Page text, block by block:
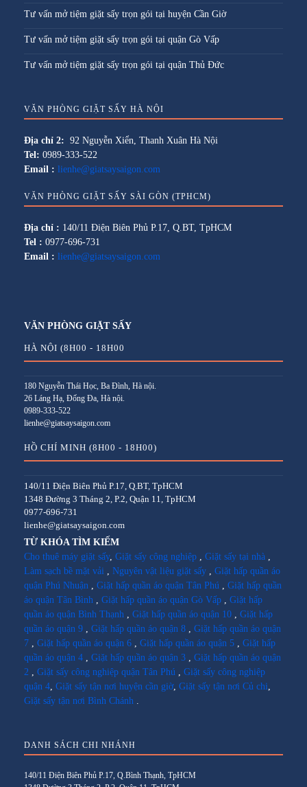
Tư vấn mở tiệm giặt sấy trọn gói tại huyện Cần Giờ
Tư vấn mở tiệm giặt sấy trọn gói tại quận Gò Vấp
Tư vấn mở tiệm giặt sấy trọn gói tại quận Thủ Đức
VĂN PHÒNG GIẶT SẤY HÀ NỘI
Địa chỉ 2: 92 Nguyễn Xiển, Thanh Xuân Hà Nội
Tel: 0989-333-522
Email : lienhe@giatsaysaigon.com
VĂN PHÒNG GIẶT SẤY SÀI GÒN (TPHCM)
Địa chỉ : 140/11 Điện Biên Phủ P.17, Q.BT, TpHCM
Tel : 0977-696-731
Email : lienhe@giatsaysaigon.com
VĂN PHÒNG GIẶT SẤY
HÀ NỘI (8H00 - 18H00
180 Nguyễn Thái Học, Ba Đình, Hà nội.
26 Láng Hạ, Đống Đa, Hà nội.
0989-333-522
lienhe@giatsaysaigon.com
HỒ CHÍ MINH (8H00 - 18H00)
140/11 Điện Biên Phủ P.17, Q.BT, TpHCM
1348 Đường 3 Tháng 2, P.2, Quận 11, TpHCM
0977-696-731
lienhe@giatsaysaigon.com
TỪ KHÓA TÌM KIẾM
Cho thuê máy giặt sấy, Giặt sấy công nghiệp Giặt sấy tại nhà
Làm sạch bề mặt vải
Nguyên vật liệu giặt sấy
Giặt hấp quần áo
quận Phú Nhuận
Giặt hấp quần áo quận Tân Phú
Giặt hấp quần
áo quận Tân Bình
Giặt hấp quần áo quận Gò Vấp
Giặt hấp
quần áo quận Bình Thạnh
Giặt hấp quần áo quận 10
Giặt hấp
quần áo quận 9
Giặt hấp quần áo quận 8
Giặt hấp quần áo quận
7
Giặt hấp quần áo quận 6 Giặt hấp quần áo quận 5
Giặt hấp
quần áo quận 4
Giặt hấp quần áo quận 3
Giặt hấp quần áo quận
2
Giặt sấy công nghiệp quận Tân Phú
Giặt sấy công nghiệp
quận 4 Giặt sấy tận nơi huyện cần giờ, Giặt sấy tận nơi Củ chi
Giặt sấy tận nơi Bình Chánh
DANH SÁCH CHI NHÁNH
140/11 Điện Biên Phủ P.17, Q.Bình Thạnh, TpHCM